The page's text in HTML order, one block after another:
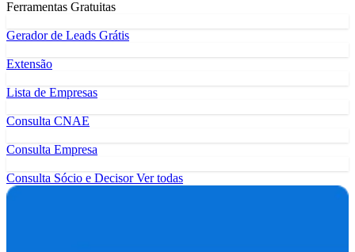
Ferramentas Gratuitas
Gerador de Leads Grátis
Extensão
Lista de Empresas
Consulta CNAE
Consulta Empresa
Consulta Sócio e DecisorVer todas